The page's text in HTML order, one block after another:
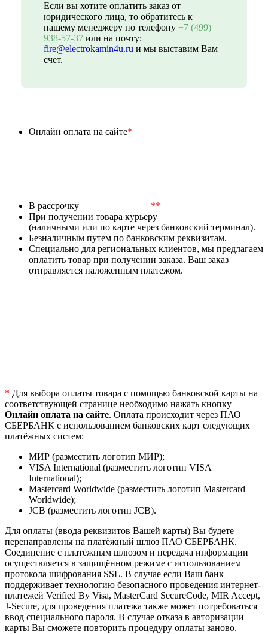
Если вы хотите оплатить заказ от
юридического лица, то обратитесь к
нашему менеджеру по телефону +7 (499)
938-57-37или на почту:
fire@electrokamin4u.ru и мы выставим Вам
счет.
Онлайн оплата на сайте*
В рассрочку
**
При получении товара курьеру
(наличными или по карте через банковский терминал).
Безналичным путем по банковским реквизитам.
Специально для региональных клиентов, мы предлагаем
оплатить товар при получении заказа. Ваш заказ
отправляется наложенным платежом.
* Для выбора оплаты товара с помощью банковской карты на
соответствующей странице необходимо нажать кнопку
Онлайн оплата на сайте. Оплата происходит через ПАО
СБЕРБАНК с использованием банковских карт следующих
платёжных систем:
МИР (разместить логотип МИР);
VISA International (разместить логотип VISA
International);
Mastercard Worldwide (разместить логотип Mastercard
Worldwide);
JCB (разместить логотип JCB).
Для оплаты (ввода реквизитов Вашей карты) Вы будете
перенаправлены на платёжный шлюз ПАО СБЕРБАНК.
Соединение с платёжным шлюзом и передача информации
осуществляется в защищённом режиме с использованием
протокола шифрования SSL. В случае если Ваш банк
поддерживает технологию безопасного проведения интернет-
платежей Verified By Visa, MasterCard SecureCode, MIR Accept,
J-Secure, для проведения платежа также может потребоваться
ввод специального пароля. В случае отказа в авторизации
карты Вы сможете повторить процедуру оплаты заново.